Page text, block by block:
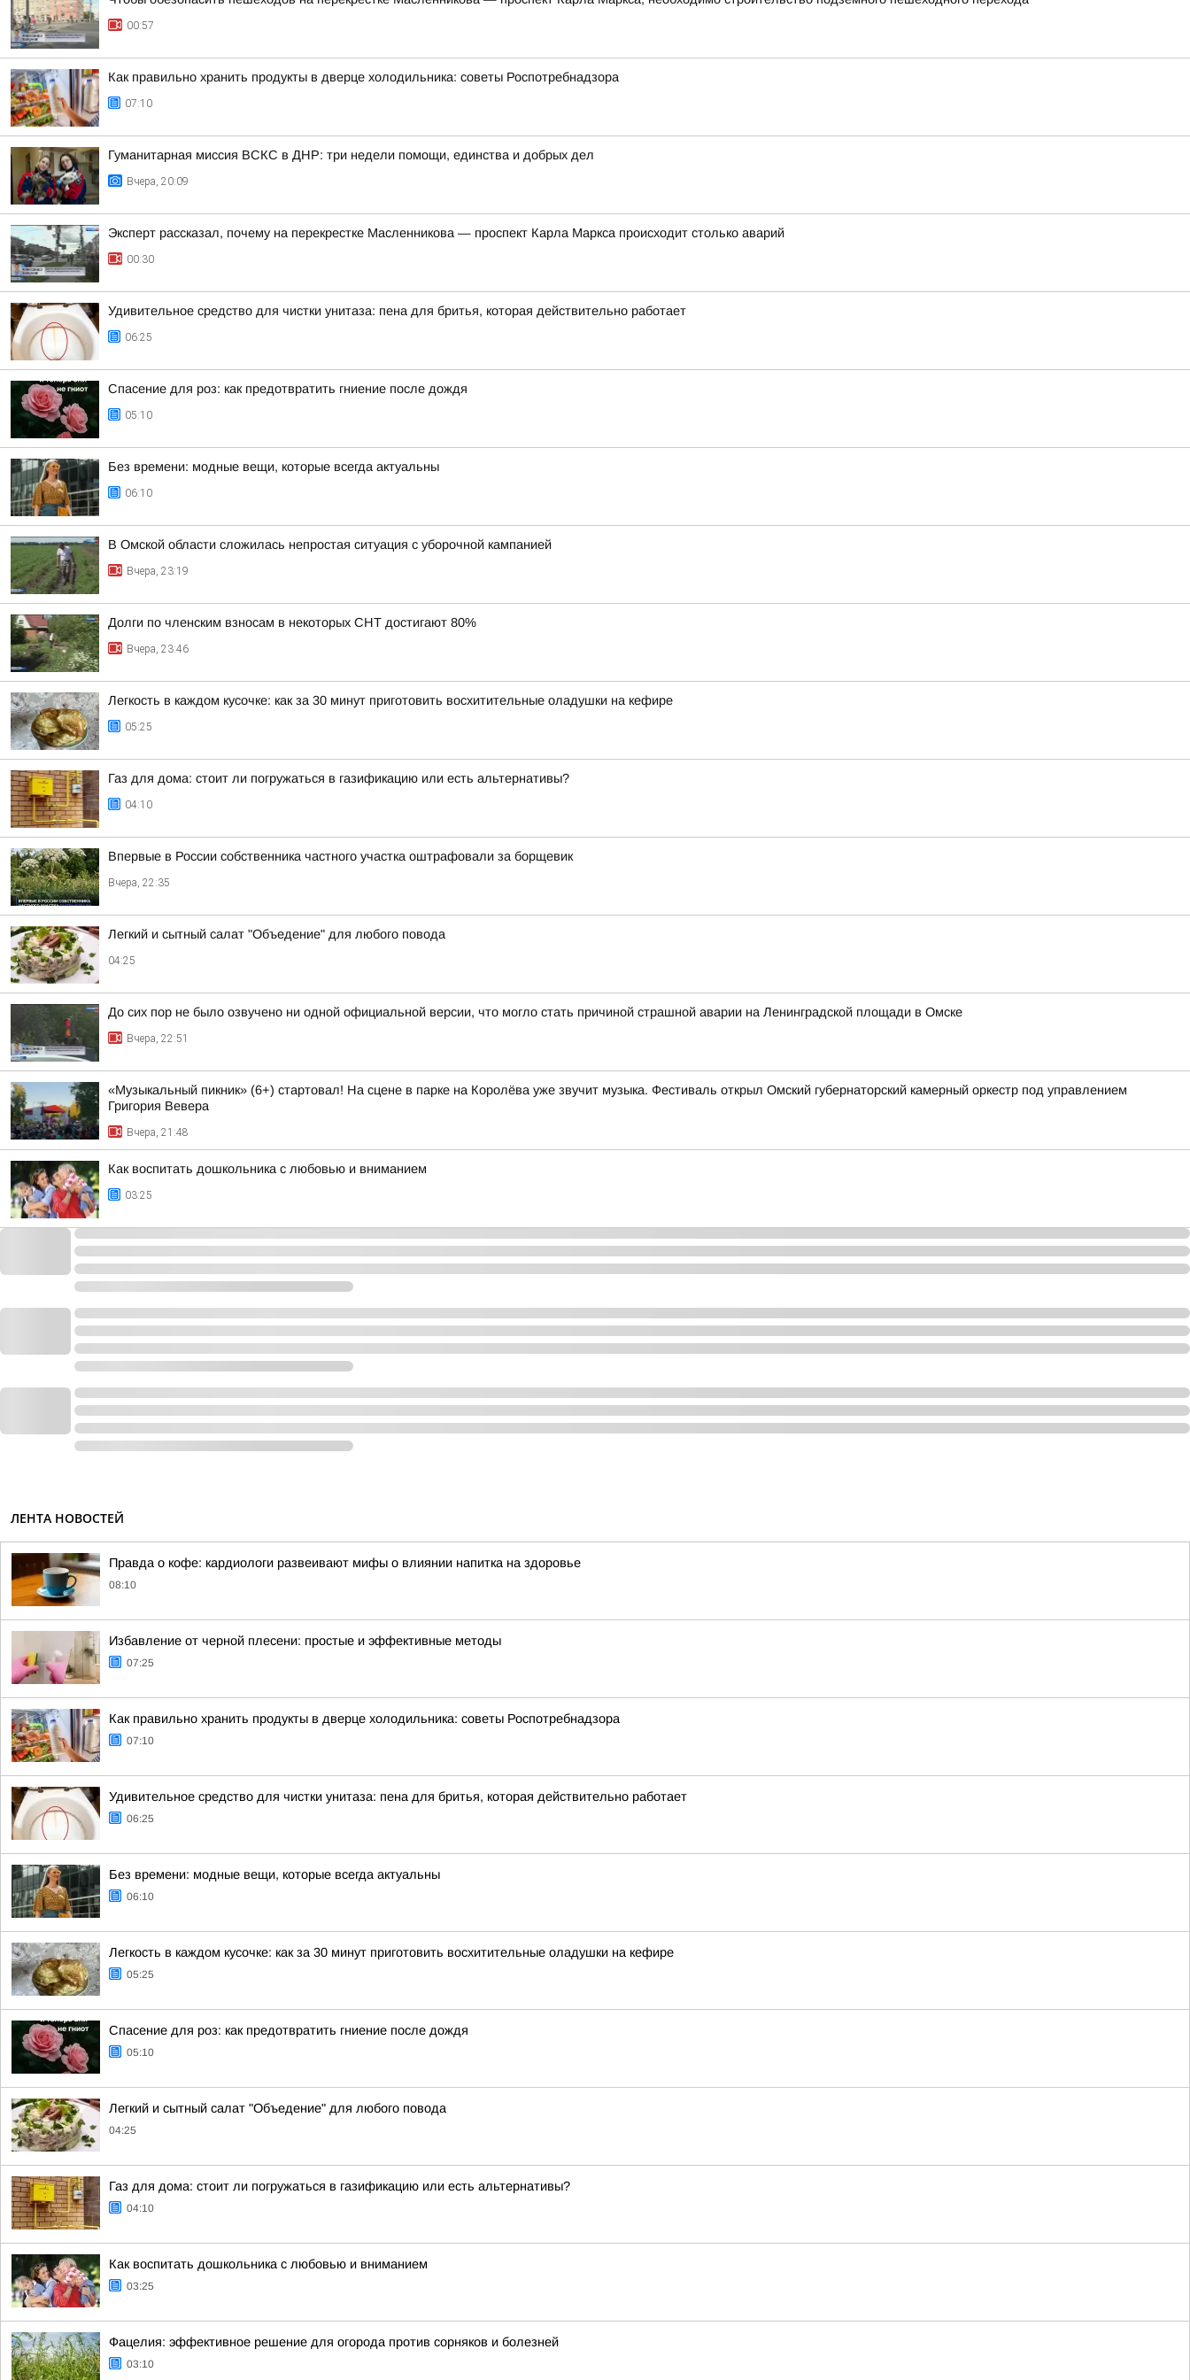
00:57
Как правильно хранить продукты в дверце холодильника: советы Роспотребнадзора
07:10
Гуманитарная миссия ВСКС в ДНР: три недели помощи, единства и добрых дел
Вчера, 20:09
Эксперт рассказал, почему на перекрестке Масленникова — проспект Карла Маркса происходит столько аварий
00:30
Удивительное средство для чистки унитаза: пена для бритья, которая действительно работает
06:25
Спасение для роз: как предотвратить гниение после дождя
05:10
Без времени: модные вещи, которые всегда актуальны
06:10
В Омской области сложилась непростая ситуация с уборочной кампанией
Вчера, 23:19
Долги по членским взносам в некоторых СНТ достигают 80%
Вчера, 23:46
Легкость в каждом кусочке: как за 30 минут приготовить восхитительные оладушки на кефире
05:25
Газ для дома: стоит ли погружаться в газификацию или есть альтернативы?
04:10
Впервые в России собственника частного участка оштрафовали за борщевик
Вчера, 22:35
Легкий и сытный салат "Объедение" для любого повода
04:25
До сих пор не было озвучено ни одной официальной версии, что могло стать причиной страшной аварии на Ленинградской площади в Омске
Вчера, 22:51
«Музыкальный пикник» (6+) стартовал! На сцене в парке на Королёва уже звучит музыка. Фестиваль открыл Омский губернаторский камерный оркестр под управлением
Григория Вевера
Вчера, 21:48
Как воспитать дошкольника с любовью и вниманием
03:25
ЛЕНТА НОВОСТЕЙ
Правда о кофе: кардиологи развеивают мифы о влиянии напитка на здоровье
08:10
Избавление от черной плесени: простые и эффективные методы
07:25
Как правильно хранить продукты в дверце холодильника: советы Роспотребнадзора
07:10
Удивительное средство для чистки унитаза: пена для бритья, которая действительно работает
06:25
Без времени: модные вещи, которые всегда актуальны
06:10
Легкость в каждом кусочке: как за 30 минут приготовить восхитительные оладушки на кефире
05:25
Спасение для роз: как предотвратить гниение после дождя
05:10
Легкий и сытный салат "Объедение" для любого повода
04:25
Газ для дома: стоит ли погружаться в газификацию или есть альтернативы?
04:10
Как воспитать дошкольника с любовью и вниманием
03:25
Фацелия: эффективное решение для огорода против сорняков и болезней
03:10